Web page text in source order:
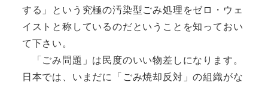
する」という究極の汚染型ごみ処理をゼロ・ウェ
イストと称しているのだということを知っておい
て下さい。
「ごみ問題」は民度のいい物差しになります。
日本では、いまだに「ごみ焼却反対」の組織がな